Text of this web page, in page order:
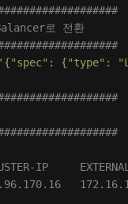
로 전환
'{"spec": {"type":
IP